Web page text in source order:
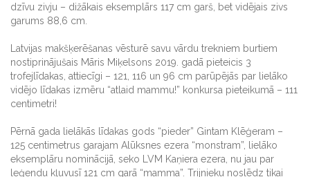
dzīvu zivju – dižākais eksemplārs 117 cm garš, bet vidējais zivs
garums 88,6 cm.
Latvijas makšķerēšanas vēsturē savu vārdu trekniem burtiem
nostiprinājušais Māris Miķelsons 2019. gadā pieteicis 3
trofejlīdakas, attiecīgi – 121, 116 un 96 cm parūpējās par lielāko
vidējo līdakas izmēru “atlaid mammu!” konkursa pieteikumā – 111
centimetri!
Pērnā gada lielākās līdakas gods “pieder” Gintam Klēģeram –
125 centimetrus garajam Alūksnes ezera “monstram”, lielāko
eksemplāru nominācijā, seko LVM Kaņiera ezera, nu jau par
leģendu kļuvusī 121 cm garā “mamma”. Trijnieku noslēdz tikai